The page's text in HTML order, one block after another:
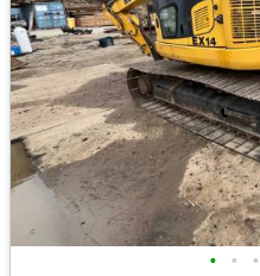
• • •